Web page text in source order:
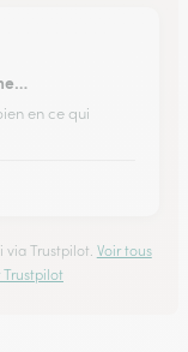
en ce qui
via Trustpilot. Voir tous